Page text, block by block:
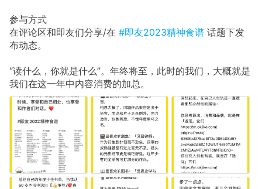
参与方式
在评论区和即友们分享/在 #即友2023精神食谱 话题下发
布动态。
“读什么，你就是什么”。年终将至，此时的我们，大概就是
我们在这一年中内容消费的加总。